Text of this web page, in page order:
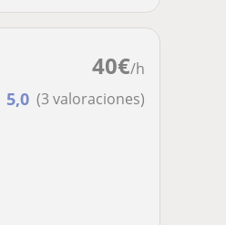
40€/h
5,0 (3 valoraciones)